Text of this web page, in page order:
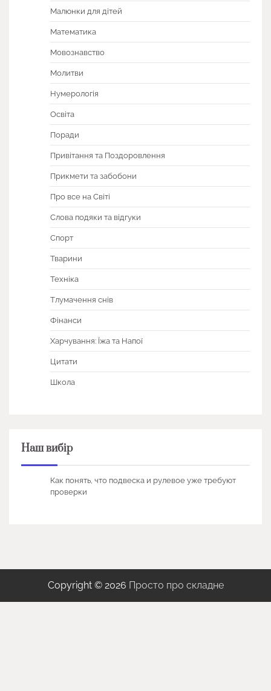
Малюнки для дітей
Математика
Мовознавство
Молитви
Нумерологія
Освіта
Поради
Привітання та Поздоровлення
Прикмети та забобони
Про все на Світі
Слова подяки та відгуки
Спорт
Тварини
Техніка
Тлумачення снів
Фінанси
Харчування: Їжа та Напої
Цитати
Школа
Наш вибір
Как понять, что подвеска и рулевое уже требуют
проверки
Copyright © 2026 Просто про складне